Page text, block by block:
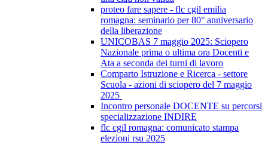
proteo fare sapere - flc cgil emilia
romagna: seminario per 80° anniversario
della liberazione
UNICOBAS 7 maggio 2025: Sciopero
Nazionale prima o ultima ora Docenti e
Ata a seconda dei turni di lavoro
Comparto Istruzione e Ricerca - settore
Scuola - azioni di sciopero del 7 maggio
2025
Incontro personale DOCENTE su percorsi
specializzazione INDIRE
flc cgil romagna: comunicato stampa
elezioni rsu 2025